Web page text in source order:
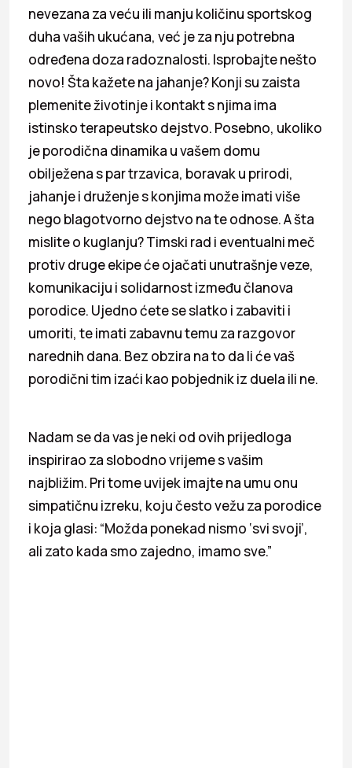
nevezana za veću ili manju količinu sportskog
duha vaših ukućana, već je za nju potrebna
određena doza radoznalosti. Isprobajte nešto
novo! Šta kažete na jahanje? Konji su zaista
plemenite životinje i kontakt s njima ima
istinsko terapeutsko dejstvo. Posebno, ukoliko
je porodična dinamika u vašem domu
obilježena s par trzavica, boravak u prirodi,
jahanje i druženje s konjima može imati više
nego blagotvorno dejstvo na te odnose. A šta
mislite o kuglanju? Timski rad i eventualni meč
protiv druge ekipe će ojačati unutrašnje veze,
komunikaciju i solidarnost između članova
porodice. Ujedno ćete se slatko i zabaviti i
umoriti, te imati zabavnu temu za razgovor
narednih dana. Bez obzira na to da li će vaš
porodični tim izaći kao pobjednik iz duela ili ne.
Nadam se da vas je neki od ovih prijedloga
inspirirao za slobodno vrijeme s vašim
najbližim. Pri tome uvijek imajte na umu onu
simpatičnu izreku, koju često vežu za porodice
i koja glasi: “Možda ponekad nismo ‘svi svoji’,
ali zato kada smo zajedno, imamo sve.”